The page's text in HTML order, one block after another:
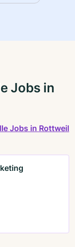
Jobs in
Jobs in Rottweil